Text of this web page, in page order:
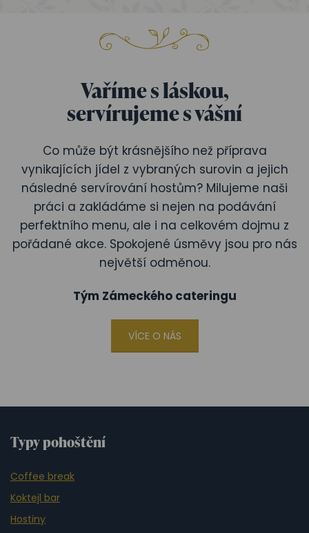
Vaříme s láskou,
servírujeme s vášní
Co může být krásnějšího než příprava
vynikajících jídel z vybraných surovin a jejich
následné servírování hostům? Milujeme naši
práci a zakládáme si nejen na podávání
perfektního menu, ale i na celkovém dojmu z
pořádané akce. Spokojené úsměvy jsou pro nás
největší odměnou.
Tým Zámeckého cateringu
VÍCE O NÁS
Typy pohoštění
Coffee break
Koktejl bar
Hostiny